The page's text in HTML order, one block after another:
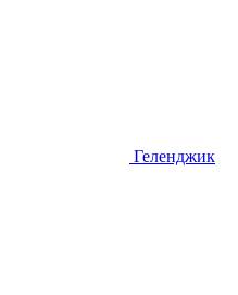
Геленджик